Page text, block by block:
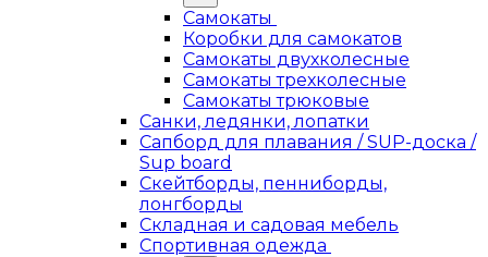
Самокаты
Коробки для самокатов
Самокаты двухколесные
Самокаты трехколесные
Самокаты трюковые
Санки, ледянки, лопатки
Сапборд для плавания / SUP-доска /
Sup board
Скейтборды, пенниборды,
лонгборды
Складная и садовая мебель
Спортивная одежда